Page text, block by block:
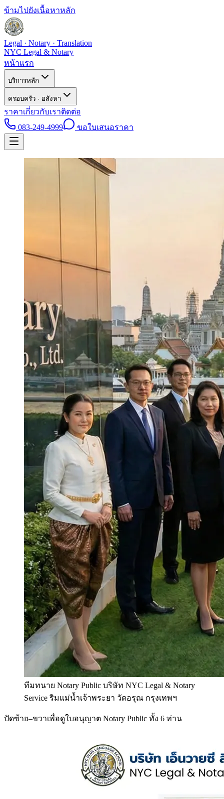
ข้ามไปยังเนื้อหาหลัก
Legal · Notary · Translation
NYC Legal & Notary
หน้าแรก
บริการหลัก
ครอบครัว · อสังหา
ราคาเกี่ยวกับเราติดต่อ
083-249-4999
ขอใบเสนอราคา
ทีมทนาย Notary Public บริษัท NYC Legal & Notary
Service ริมแม่น้ำเจ้าพระยา วัดอรุณ กรุงเทพฯ
ปัดซ้าย–ขวาเพื่อดูใบอนุญาต Notary Public ทั้ง 6 ท่าน